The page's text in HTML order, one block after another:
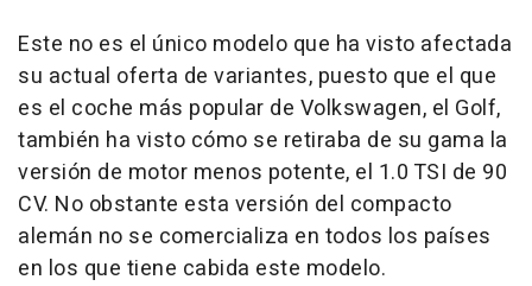
Este no es el único modelo que ha visto afectada
su actual oferta de variantes, puesto que el que
es el coche más popular de Volkswagen, el Golf,
también ha visto cómo se retiraba de su gama la
versión de motor menos potente, el 1.0 TSI de 90
CV. No obstante esta versión del compacto
alemán no se comercializa en todos los países
en los que tiene cabida este modelo.